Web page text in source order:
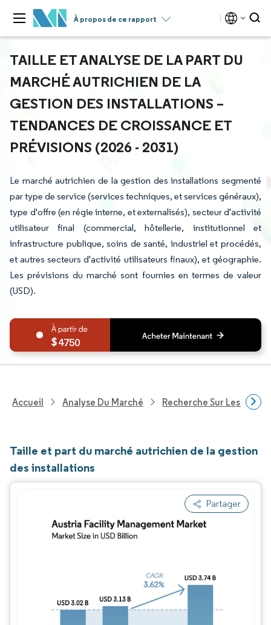
À propos de ce rapport
TAILLE ET ANALYSE DE LA PART DU
MARCHÉ AUTRICHIEN DE LA
GESTION DES INSTALLATIONS –
TENDANCES DE CROISSANCE ET
PRÉVISIONS (2026 - 2031)
Le marché autrichien de la gestion des installations segmenté
par type de service (services techniques, et services généraux),
type d'offre (en régie interne, et externalisés), secteur d'activité
utilisateur final (commercial, hôtellerie, institutionnel et
infrastructure publique, soins de santé, industriel et procédés,
et autres secteurs d'activité utilisateurs finaux), et géographie.
Les prévisions du marché sont fournies en termes de valeur
(USD).
4750
Accueil Analyse Du Marché Recherche Sur Les
Taille et part du marché autrichien de la gestion
des installations
Partager